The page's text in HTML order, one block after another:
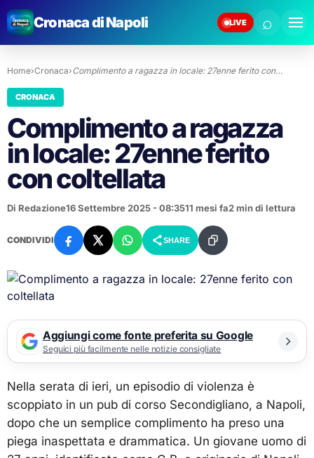
Cronaca di Napoli LIVE ⌕
Home›Cronaca›Complimento a ragazza in locale: 27enne ferito con…
CRONACA
Complimento a ragazza
in locale: 27enne ferito
con coltellata
Di Redazione16 Settembre 2025 - 08:3511 mesi fa2 min di lettura
CONDIVIDI SHARE
Aggiungi come fonte preferita su Google
Seguici più facilmente nelle notizie consigliate
Nella serata di ieri, un episodio di violenza è
scoppiato in un pub di corso Secondigliano, a Napoli,
dopo che un semplice complimento ha preso una
piega inaspettata e drammatica. Un giovane uomo di